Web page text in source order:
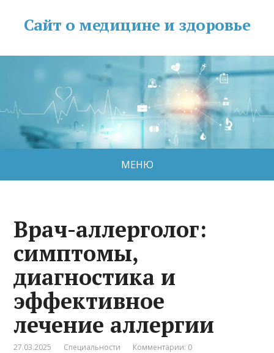
Сайт о медицине и здоровье
МЕНЮ
Врач-аллерголог:
симптомы,
диагностика и
эффективное
лечение аллергии
27.03.2025 Специальности Комментарии: 0